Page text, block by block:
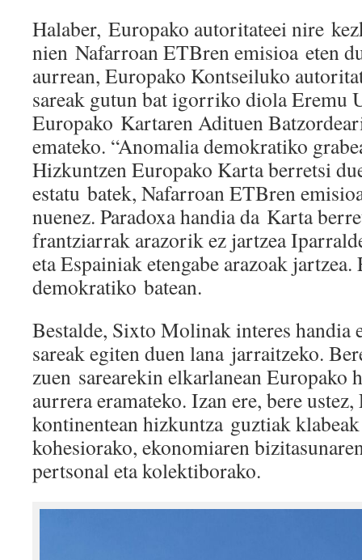
Halaber, Europako autoritateei nire
nien Nafarroan ETBren emisioa eten
aurrean, Europako Kontseiluko
sareak gutun bat igorriko diola Eremu
Europako Kartaren Adituen
emateko. “Anomalia demokratiko
Hizkuntzen Europako Karta berretsi
estatu batek, Nafarroan ETBren
nuenez. Paradoxa handia da Karta
frantziarrak arazorik ez jartzea
eta Espainiak etengabe arazoak
demokratiko batean.
Bestalde, Sixto Molinak interes handia
sareak egiten duen lana jarraitzeko.
zuen sarearekin elkarlanean Europako
aurrera eramateko. Izan ere, bere
kontinentean hizkuntza guztiak
kohesiorako, ekonomiaren
pertsonal eta kolektiborako.